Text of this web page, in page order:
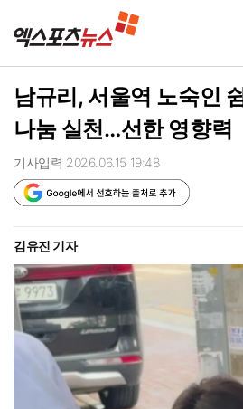
남규리, 서울역 노숙인
나눔 실천…선한 영향력
기사입력 2026.06.15 19:48
김유진 기자